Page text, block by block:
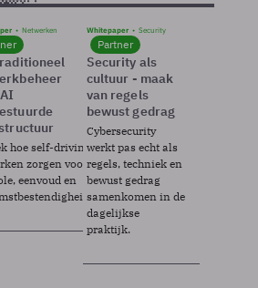
Netwerken
hoe self-driving
zorgen voor
eenvoud en
Whitepaper Security
Partner
Security als
cultuur - maak
van regels
bewust gedrag
Cybersecurity
werkt pas echt als
regels, techniek en
bewust gedrag
samenkomen in de
dagelijkse
praktijk.